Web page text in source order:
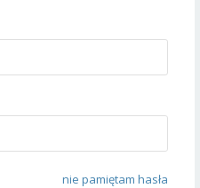
nie pamiętam hasła